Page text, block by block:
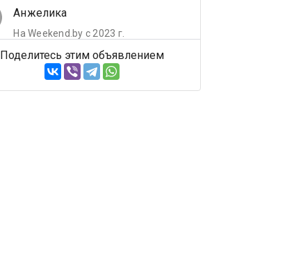
Анжелика
На Weekend.by с 2023 г.
Поделитесь этим объявлением